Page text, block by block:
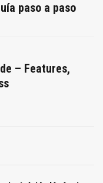
paso a paso
– Features,